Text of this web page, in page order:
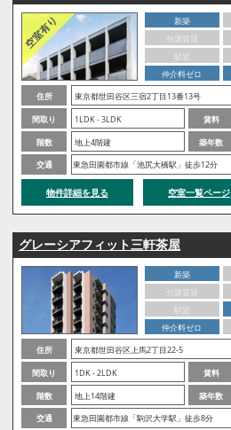
新築
分譲賃貸
駅近
仲介料ゼロ
住所
東京都世田谷区三宿2丁目13番13号
間取り
1LDK - 3LDK 賃料
階数
地上4階建 築年数
交通
東急田園都市線「池尻大橋駅」徒歩12分
物件詳細を見る 空室一覧ページ
グレーシアフィット三軒茶屋
新築
分譲賃貸
駅近
仲介料ゼロ
住所
東京都世田谷区上馬2丁目22-5
間取り
1DK - 2LDK 賃料
階数
地上14階建 築年数
交通
東急田園都市線「駒沢大学駅」徒歩8分